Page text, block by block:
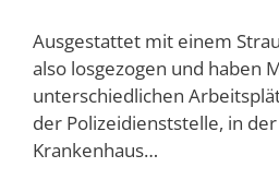
Ausgestattet mit einem
also losgezogen und haben
unterschiedlichen
der Polizeidienststelle, in
Krankenhaus…